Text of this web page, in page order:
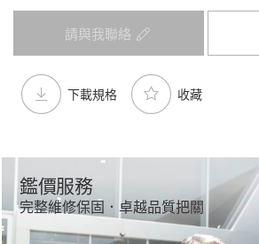
請與我聯絡
下載規格 收藏
鑑價服務
完整維修保固．卓越品質把關